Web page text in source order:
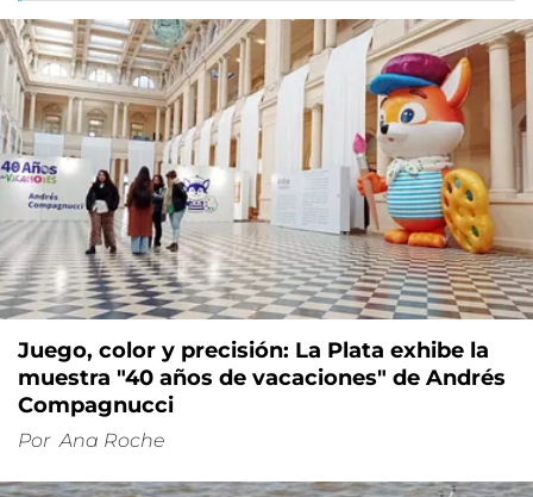
Juego, color y precisión: La Plata exhibe la
muestra "40 años de vacaciones" de Andrés
Compagnucci
Por Ana Roche